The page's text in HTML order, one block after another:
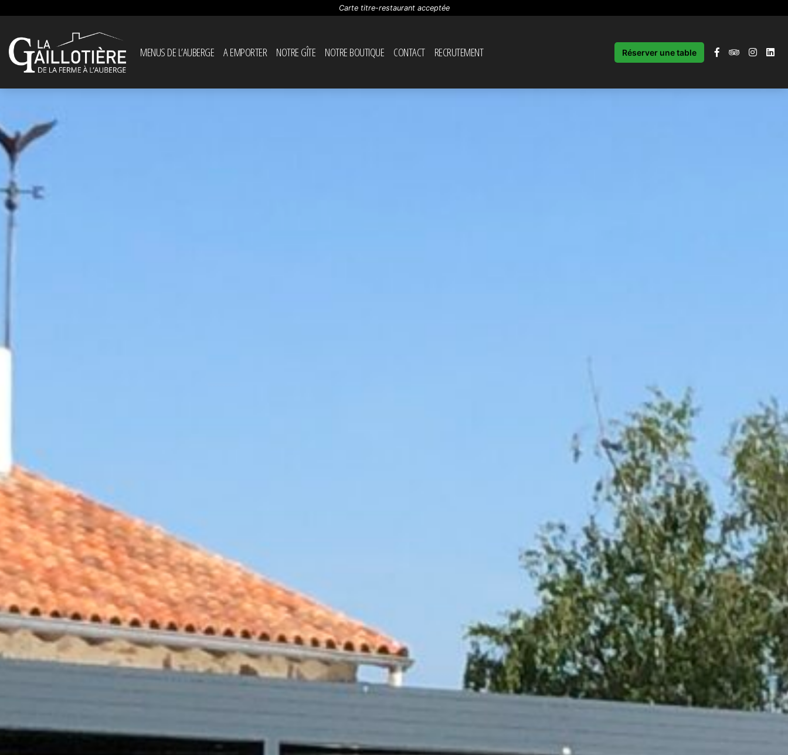
Carte titre-restaurant acceptée
MENUS DE L’AUBERGE A EMPORTER NOTRE GÎTE NOTRE BOUTIQUE CONTACT RECRUTEMENT Réserver une table